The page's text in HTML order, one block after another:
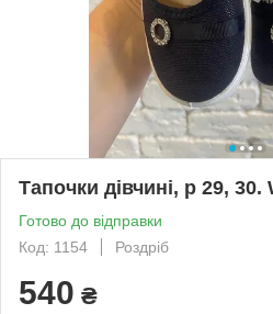
Тапочки дівчині, р 29, 30.
Готово до відправки
Код: 1154
Роздріб
540 ₴